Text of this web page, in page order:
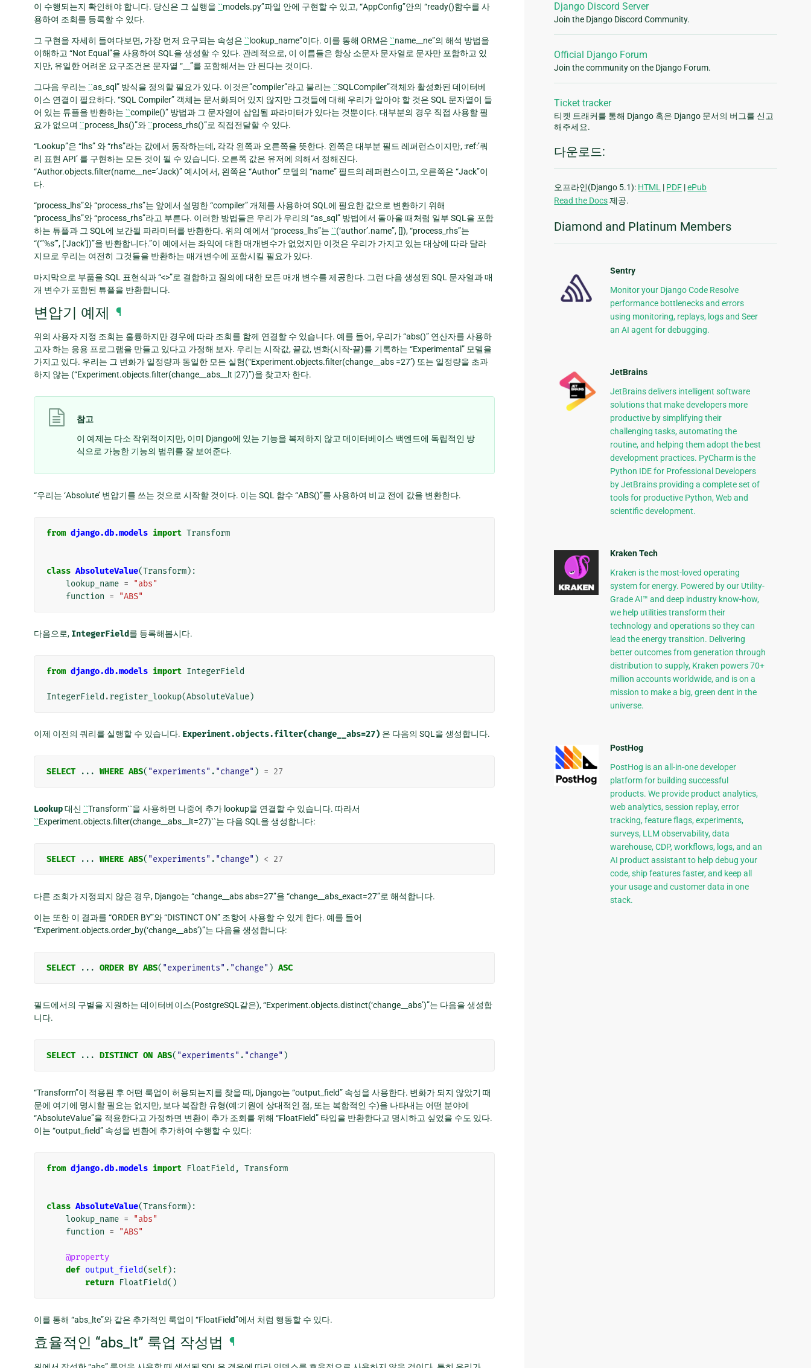
이 수행되는지 확인해야 합니다. 당신은 그 실행을 ``models.py”파일 안에 구현할 수 있고, “AppConfig”안의 “ready()함수를 사
용하여 조회를 등록할 수 있다.
그 구현을 자세히 들여다보면, 가장 먼저 요구되는 속성은 ``lookup_name”이다. 이를 통해 ORM은 ``name__ne”의 해석 방법을
이해하고 “Not Equal”을 사용하여 SQL을 생성할 수 있다. 관례적으로, 이 이름들은 항상 소문자 문자열로 문자만 포함하고 있
지만, 유일한 어려운 요구조건은 문자열 “__”를 포함해서는 안 된다는 것이다.
그다음 우리는 ``as_sql” 방식을 정의할 필요가 있다. 이것은”compiler”라고 불리는 ``SQLCompiler”객체와 활성화된 데이터베
이스 연결이 필요하다. “SQL Compiler” 객체는 문서화되어 있지 않지만 그것들에 대해 우리가 알아야 할 것은 SQL 문자열이 들
어 있는 튜플을 반환하는 ``compile()” 방법과 그 문자열에 삽입될 파라미터가 있다는 것뿐이다. 대부분의 경우 직접 사용할 필
요가 없으며 ``process_lhs()”와``process_rhs()”로 직접전달할 수 있다.
“Lookup”은 “lhs” 와 “rhs”라는 값에서 동작하는데, 각각 왼쪽과 오른쪽을 뜻한다. 왼쪽은 대부분 필드 레퍼런스이지만, :ref:’쿼
리 표현 API’ 를 구현하는 모든 것이 될 수 있습니다. 오른쪽 값은 유저에 의해서 정해진다.
“Author.objects.filter(name__ne=’Jack)” 예시에서, 왼쪽은 “Author” 모델의 “name” 필드의 레퍼런스이고, 오른쪽은 “Jack”이
다.
“process_lhs”와 “process_rhs”는 앞에서 설명한 “compiler” 개체를 사용하여 SQL에 필요한 값으로 변환하기 위해
“process_lhs”와 “process_rhs”라고 부른다. 이러한 방법들은 우리가 우리의 “as_sql” 방법에서 돌아올 때처럼 일부 SQL을 포함
하는 튜플과 그 SQL에 보간될 파라미터를 반환한다. 위의 예에서 “process_lhs”는 ``(‘author’.name”, []), “process_rhs”는
“(‘”%s”’, [‘Jack’])”을 반환합니다.”이 예에서는 좌익에 대한 매개변수가 없었지만 이것은 우리가 가지고 있는 대상에 따라 달라
지므로 우리는 여전히 그것들을 반환하는 매개변수에 포함시킬 필요가 있다.
마지막으로 부품을 SQL 표현식과 “<>”로 결합하고 질의에 대한 모든 매개 변수를 제공한다. 그런 다음 생성된 SQL 문자열과 매
개 변수가 포함된 튜플을 반환합니다.
변압기 예제 ¶
위의 사용자 지정 조회는 훌륭하지만 경우에 따라 조회를 함께 연결할 수 있습니다. 예를 들어, 우리가 “abs()” 연산자를 사용하
고자 하는 응용 프로그램을 만들고 있다고 가정해 보자. 우리는 시작값, 끝값, 변화(시작-끝)를 기록하는 “Experimental” 모델을
가지고 있다. 우리는 그 변화가 일정량과 동일한 모든 실험(“Experiment.objects.filter(change__abs =27’) 또는 일정량을 초과
하지 않는 (“Experiment.objects.filter(change__abs__lt |27)”)을 찾고자 한다.
참고
이 예제는 다소 작위적이지만, 이미 Django에 있는 기능을 복제하지 않고 데이터베이스 백엔드에 독립적인 방
식으로 가능한 기능의 범위를 잘 보여준다.
“우리는 ‘Absolute’ 변압기를 쓰는 것으로 시작할 것이다. 이는 SQL 함수 “ABS()”를 사용하여 비교 전에 값을 변환한다.
from django.db.models import Transform
class AbsoluteValue(Transform):
lookup_name =
"abs"
function = "ABS"
다음으로, IntegerField를 등록해봅시다.
from django.db.models import IntegerField
IntegerField .register_lookup(AbsoluteValue)
이제 이전의 쿼리를 실행할 수 있습니다. Experiment.objects.filter(change__abs=27) 은 다음의 SQL을 생성합니다.
SELECT ... WHERE ABS( "experiments" . "change" ) = 27
Lookup대신 ``Transform``을 사용하면 나중에 추가 lookup을 연결할 수 있습니다. 따라서
``Experiment.objects.filter(change__abs__lt=27)``는 다음 SQL을 생성합니다:
SELECT ... WHERE ABS( "experiments" . "change" ) < 27
다른 조회가 지정되지 않은 경우, Django는 “change__abs abs=27”을 “change__abs_exact=27”로 해석합니다.
이는 또한 이 결과를 “ORDER BY”와 “DISTINCT ON” 조항에 사용할 수 있게 한다. 예를 들어
“Experiment.objects.order_by(‘change__abs’)”는 다음을 생성합니다:
SELECT ... ORDER BY ABS( "experiments" . "change" ) ASC
필드에서의 구별을 지원하는 데이터베이스(PostgreSQL같은), “Experiment.objects.distinct(‘change__abs’)”는 다음을 생성합
니다.
SELECT ... DISTINCT ON ABS( "experiments" . "change" )
“Transform”이 적용된 후 어떤 룩업이 허용되는지를 찾을 때, Django는 “output_field” 속성을 사용한다. 변화가 되지 않았기 때
문에 여기에 명시할 필요는 없지만, 보다 복잡한 유형(예:기원에 상대적인 점, 또는 복합적인 수)을 나타내는 어떤 분야에
“AbsoluteValue”을 적용한다고 가정하면 변환이 추가 조회를 위해 “FloatField” 타입을 반환한다고 명시하고 싶었을 수도 있다.
이는 “output_field” 속성을 변환에 추가하여 수행할 수 있다:
from django.db.models import FloatField , Transform
class AbsoluteValue(Transform):
lookup_name =
"abs"
function = "ABS"
@property
def output_field(self):
return FloatField()
이를 통해 “abs_lte”와 같은 추가적인 룩업이 “FloatField”에서 처럼 행동할 수 있다.
효율적인 “abs_lt” 룩업 작성법 ¶
Django Discord Server
Join the Django Discord Community.
Official Django Forum
Join the community on the Django Forum.
Ticket tracker
티켓 트래커를 통해 Django 혹은 Django 문서의 버그를 신고
해주세요.
다운로드:
오프라인(Django 5.1): HTML | PDF |ePub
Read the Docs제공.
Diamond and Platinum Members
Sentry
Monitor your Django Code Resolve
performance bottlenecks and errors
using monitoring, replays, logs and Seer
an AI agent for debugging.
JetBrains
JetBrains delivers intelligent software
solutions that make developers more
productive by simplifying their
challenging tasks, automating the
routine, and helping them adopt the best
development practices. PyCharm is the
Python IDE for Professional Developers
by JetBrains providing a complete set of
tools for productive Python, Web and
scientific development.
Kraken Tech
Kraken is the most-loved operating
system for energy. Powered by our Utility-
Grade AI™ and deep industry know-how,
we help utilities transform their
technology and operations so they can
lead the energy transition. Delivering
better outcomes from generation through
distribution to supply, Kraken powers 70+
million accounts worldwide, and is on a
mission to make a big, green dent in the
universe.
PostHog
PostHog is an all-in-one developer
platform for building successful
products. We provide product analytics,
web analytics, session replay, error
tracking, feature flags, experiments,
surveys, LLM observability, data
warehouse, CDP, workflows, logs, and an
AI product assistant to help debug your
code, ship features faster, and keep all
your usage and customer data in one
stack.